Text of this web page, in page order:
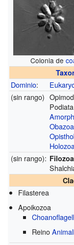
Colonia de
Dominio:
(sin rango)
Podiata
Obazoa
(sin rango): Filozoa
Filasterea
Apoikozoa
Reino